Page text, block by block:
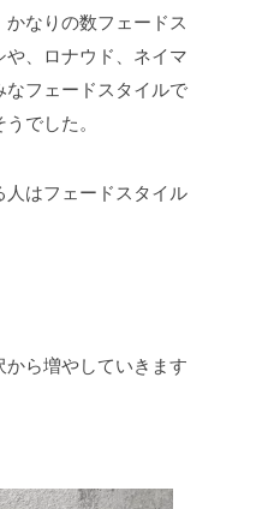
かなりの数フェードス
や、ロナウド、ネイマ
なフェードスタイルで
でした。
はフェードスタイル
から増やしていきます